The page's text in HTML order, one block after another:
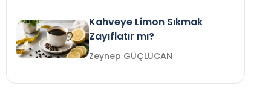
Kahveye Limon Sıkmak
Zayıflatır mı?
Zeynep GÜÇLÜCAN